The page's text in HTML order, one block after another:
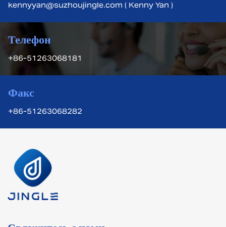
kennyyan@suzhoujingle.com ( Kenny Yan )
Телефон
+86-51263068181
Факс
+86-51263068282